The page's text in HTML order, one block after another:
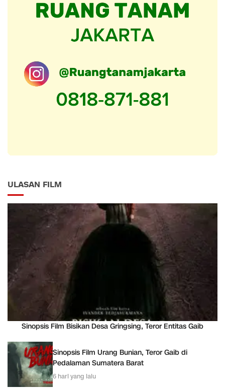
ULASAN FILM
Sinopsis Film Bisikan Desa Gringsing, Teror Entitas Gaib
Sinopsis Film Urang Bunian, Teror Gaib di
Pedalaman Sumatera Barat
6 hari yang lalu